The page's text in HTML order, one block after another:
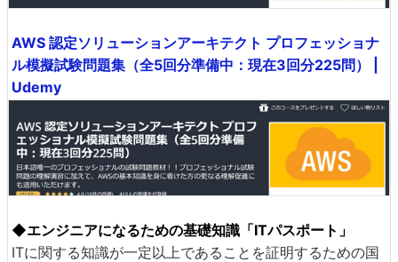
AWS 認定ソリューションアーキテクト プロフェッショナ
ル模擬試験問題集（全5回分準備中：現在3回分225問） |
Udemy
◆エンジニアになるための基礎知識「ITパスポート」
ITに関する知識が一定以上であることを証明するための国